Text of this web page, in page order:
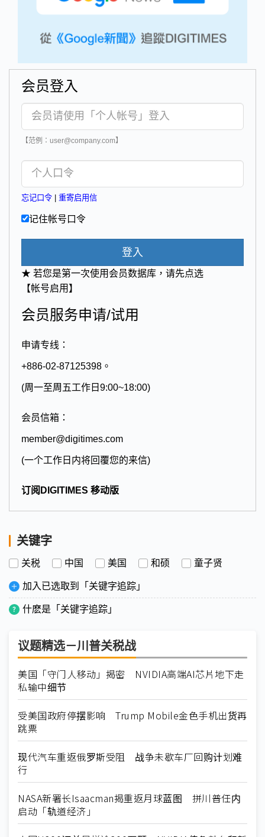
会员登入
【范例：user@company.com】
忘记口令 重寄启用信
记住帐号口令
登入
★ 若您是第一次使用会员数据库，请先点选
【帐号启用】
会员服务申请/试用
申请专线：
+886-02-87125398。
(周一至周五工作日9:00~18:00)
会员信箱：
member@digitimes.com
(一个工作日内将回覆您的来信)
订阅DIGITIMES 移动版
关键字
关税 中国 美国 和硕 童子贤
加入已选取到「关键字追踪」
什麽是「关键字追踪」
议题精选－川普关税战
美国「守门人移动」揭密 NVIDIA高端AI芯片地下走
私输中细节
受美国政府停摆影响 Trump Mobile金色手机出货再
跳票
现代汽车重返俄罗斯受阻 战争未歇车厂回购计划难
行
NASA新署长Isaacman揭重返月球蓝图 拼川普任内
启动「轨道经济」